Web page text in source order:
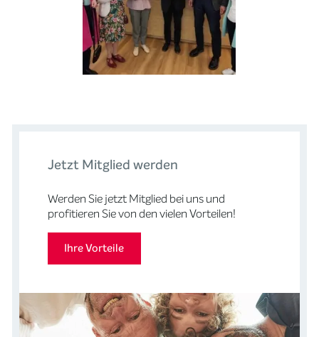
Medien (23)
Medien (25)
Jetzt Mitglied werden
Werden Sie jetzt Mitglied bei uns und
profitieren Sie von den vielen Vorteilen!
Ihre Vorteile